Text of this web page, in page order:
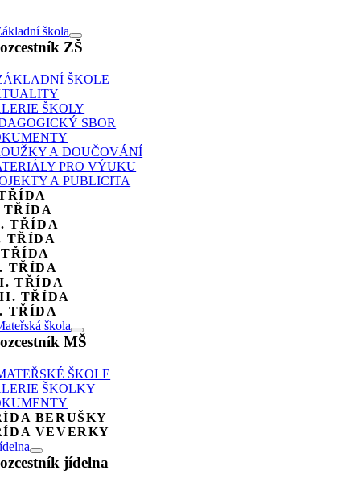
škola
ZŠ
ŠKOLE
ŠKOLY
SBOR
A DOUČOVÁNÍ
PRO VÝUKU
A PUBLICITA
TŘÍDA
TŘÍDA
TŘÍDA
TŘÍDA
TŘÍDA
TŘÍDA
škola
MŠ
ŠKOLE
ŠKOLKY
BERUŠKY
VEVERKY
jídelna